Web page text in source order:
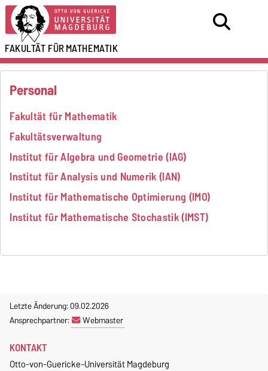
FAKULTÄT FÜRMATHEMATIK
Personal
Fakultät für Mathematik
Fakultätsverwaltung
Institut für Algebra und Geometrie (IAG)
Institut für Analysis und Numerik (IAN)
Institut für Mathematische Optimierung (IMO)
Institut für Mathematische Stochastik (IMST)
Letzte Änderung: 09.02.2026
Ansprechpartner:
Webmaster
KONTAKT
Otto-von-Guericke-Universität Magdeburg